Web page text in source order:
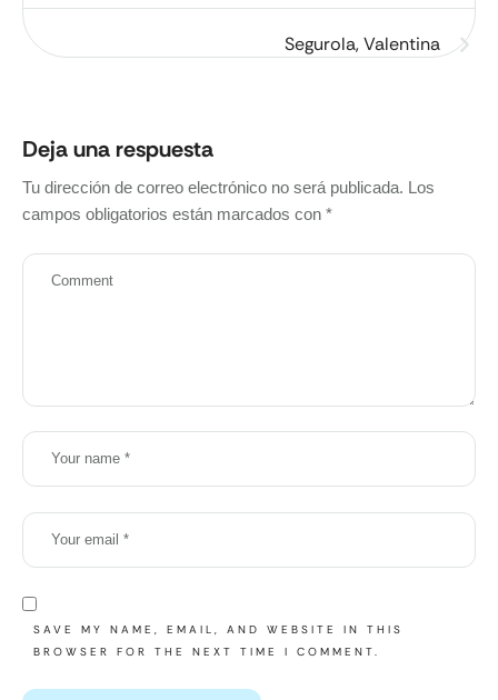
Segurola, Valentina
Deja una respuesta
Tu dirección de correo electrónico no será publicada. Los
campos obligatorios están marcados con *
SAVE MY NAME, EMAIL, AND WEBSITE IN THIS
BROWSER FOR THE NEXT TIME I COMMENT.